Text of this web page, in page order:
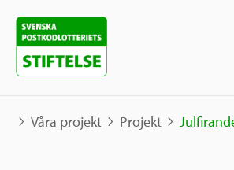
Våra projekt Projekt